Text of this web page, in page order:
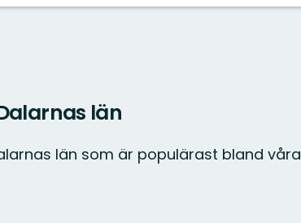
län
län som är populärast bland våra